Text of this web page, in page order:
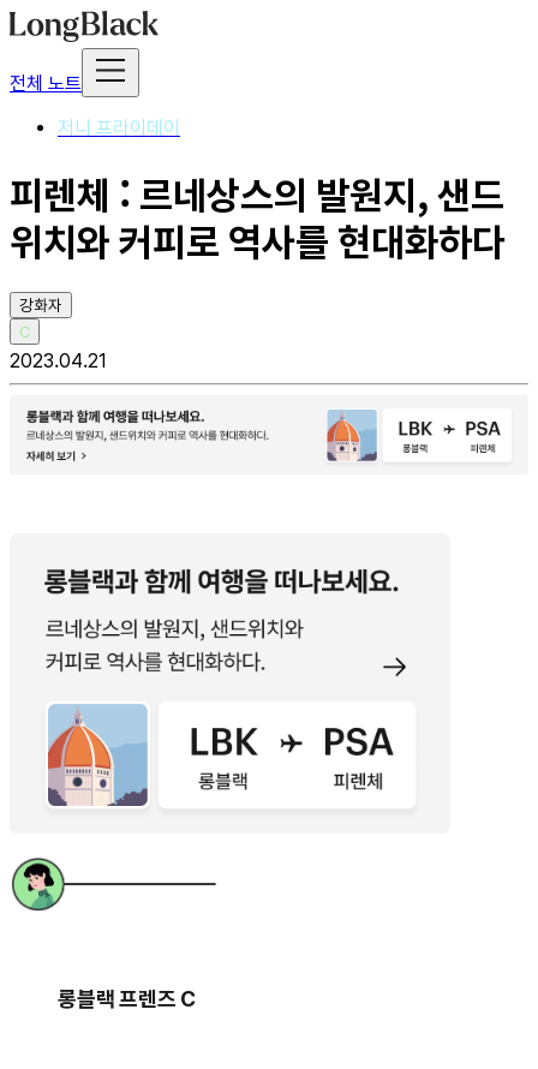
전체 노트
저니 프라이데이
피렌체 : 르네상스의 발원지, 샌드
위치와 커피로 역사를 현대화하다
강화자
C
2023.04.21
롱블랙 프렌즈 C